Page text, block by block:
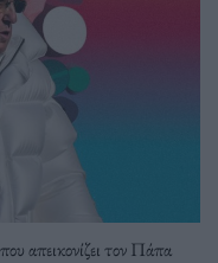
απεικονίζει τον Πάπα